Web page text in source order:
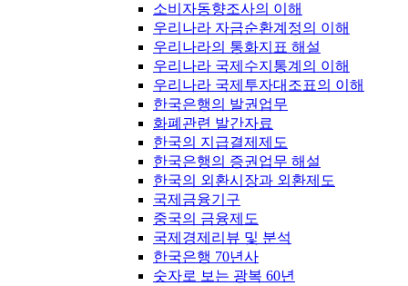
소비자동향조사의 이해
우리나라 자금순환계정의 이해
우리나라의 통화지표 해설
우리나라 국제수지통계의 이해
우리나라 국제투자대조표의 이해
한국은행의 발권업무
화폐관련 발간자료
한국의 지급결제제도
한국은행의 증권업무 해설
한국의 외환시장과 외환제도
국제금융기구
중국의 금융제도
국제경제리뷰 및 분석
한국은행 70년사
숫자로 보는 광복 60년